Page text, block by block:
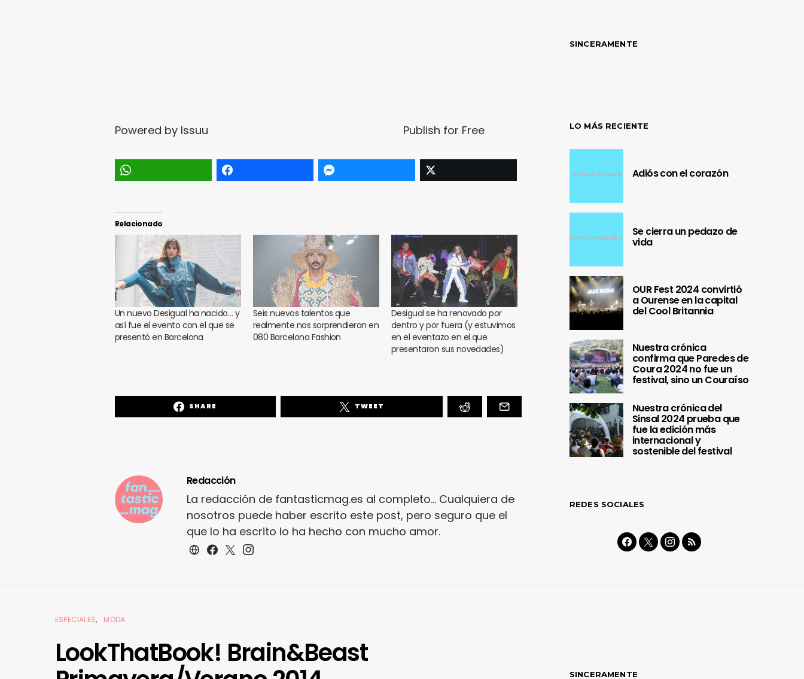
Powered by Issuu Publish for Free
Relacionado
Un nuevo Desigual ha nacido… y
así fue el evento con el que se
presentó en Barcelona
Seis nuevos talentos que
realmente nos sorprendieron en
080 Barcelona Fashion
Desigual se ha renovado por
dentro y por fuera (y estuvimos
en el eventazo en el que
presentaron sus novedades)
SHARE TWEET
Redacción
La redacción de fantasticmag.es al completo... Cualquiera de
nosotros puede haber escrito este post, pero seguro que el
que lo ha escrito lo ha hecho con mucho amor.
SINCERAMENTE
LO MÁS RECIENTE
Adiós con el corazón
Se cierra un pedazo de
vida
OUR Fest 2024 convirtió
a Ourense en la capital
del Cool Britannia
Nuestra crónica
confirma que Paredes de
Coura 2024 no fue un
festival, sino un Couraíso
Nuestra crónica del
Sinsal 2024 prueba que
fue la edición más
internacional y
sostenible del festival
REDES SOCIALES
ESPECIALES MODA
LookThatBook! Brain&Beast
SINCERAMENTE